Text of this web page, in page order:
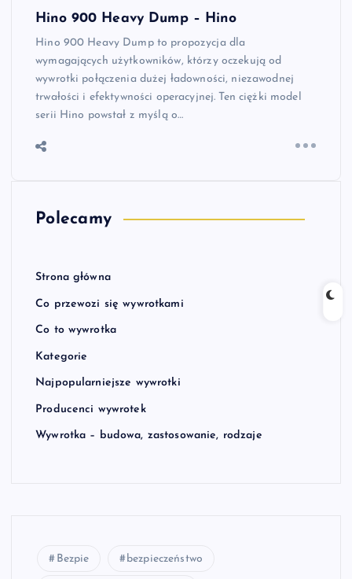
Hino 900 Heavy Dump – Hino
Hino 900 Heavy Dump to propozycja dla
wymagających użytkowników, którzy oczekują od
wywrotki połączenia dużej ładowności, niezawodnej
trwałości i efektywności operacyjnej. Ten ciężki model
serii Hino powstał z myślą o…
Polecamy
Strona główna
Co przewozi się wywrotkami
Co to wywrotka
Kategorie
Najpopularniejsze wywrotki
Producenci wywrotek
Wywrotka – budowa, zastosowanie, rodzaje
Bezpie bezpieczeństwo